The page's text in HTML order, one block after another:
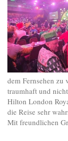
dem Fernsehen
traumhaft und
Hilton London
die Reise sehr
Mit freundlichen